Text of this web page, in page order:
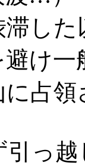
滞し
け
占領
引っ